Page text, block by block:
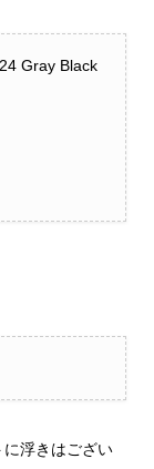
Gray Black
浮きはござい